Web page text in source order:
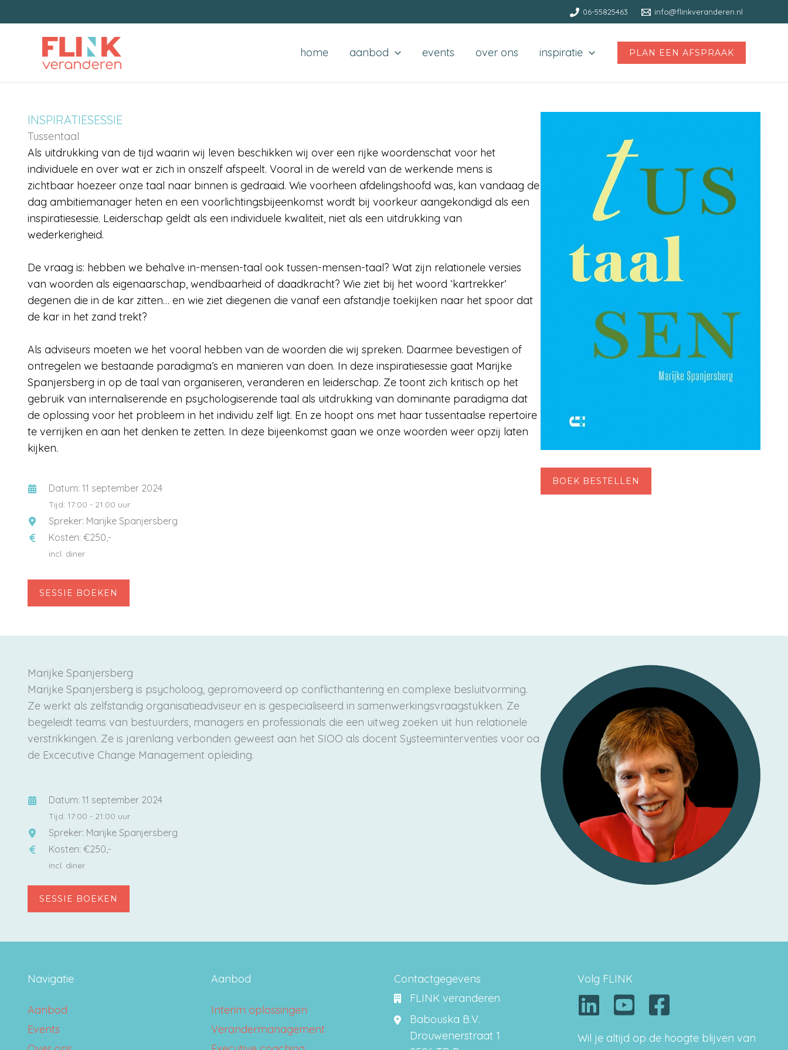
naar
06-55825463 info@flinkveranderen.nl
home aanbod events over ons inspiratie PLAN EEN AFSPRAAK
INSPIRATIESESSIE
Tussentaal
Als uitdrukking van de tijd waarin wij leven beschikken wij over een rijke woordenschat voor het
individuele en over wat er zich in onszelf afspeelt. Vooral in de wereld van de werkende mens is
zichtbaar hoezeer onze taal naar binnen is gedraaid. Wie voorheen afdelingshoofd was, kan vandaag de
dag ambitiemanager heten en een voorlichtingsbijeenkomst wordt bij voorkeur aangekondigd als een
inspiratiesessie. Leiderschap geldt als een individuele kwaliteit, niet als een uitdrukking van
wederkerigheid.
De vraag is: hebben we behalve in-mensen-taal ook tussen-mensen-taal? Wat zijn relationele versies
van woorden als eigenaarschap, wendbaarheid of daadkracht? Wie ziet bij het woord ‘kartrekker’
degenen die in de kar zitten… en wie ziet diegenen die vanaf een afstandje toekijken naar het spoor dat
de kar in het zand trekt?
Als adviseurs moeten we het vooral hebben van de woorden die wij spreken. Daarmee bevestigen of
ontregelen we bestaande paradigma’s en manieren van doen. In deze inspiratiesessie gaat Marijke
Spanjersberg in op de taal van organiseren, veranderen en leiderschap. Ze toont zich kritisch op het
gebruik van internaliserende en psychologiserende taal als uitdrukking van dominante paradigma dat
de oplossing voor het probleem in het individu zelf ligt. En ze hoopt ons met haar tussentaalse repertoire
te verrijken en aan het denken te zetten. In deze bijeenkomst gaan we onze woorden weer opzij laten
kijken.
Datum: 11 september 2024
Tijd: 17:00 - 21:00 uur
Spreker: Marijke Spanjersberg
Kosten: €250,-
incl. diner
SESSIE BOEKEN
BOEK BESTELLEN
Marijke Spanjersberg
Marijke Spanjersberg is psycholoog, gepromoveerd op conflicthantering en complexe besluitvorming.
Ze werkt als zelfstandig organisatieadviseur en is gespecialiseerd in samenwerkingsvraagstukken. Ze
begeleidt teams van bestuurders, managers en professionals die een uitweg zoeken uit hun relationele
verstrikkingen. Ze is jarenlang verbonden geweest aan het SIOO als docent Systeeminterventies voor oa
de Excecutive Change Management opleiding.
Datum: 11 september 2024
Tijd: 17:00 - 21:00 uur
Spreker: Marijke Spanjersberg
Kosten: €250,-
incl. diner
SESSIE BOEKEN
Navigatie
Aanbod
Events
Aanbod
Interim oplossingen
Verandermanagement
Contactgegevens
FLINK veranderen
Babouska B.V.
Drouwenerstraat 1
Volg FLINK
Wil je altijd op de hoogte blijven van